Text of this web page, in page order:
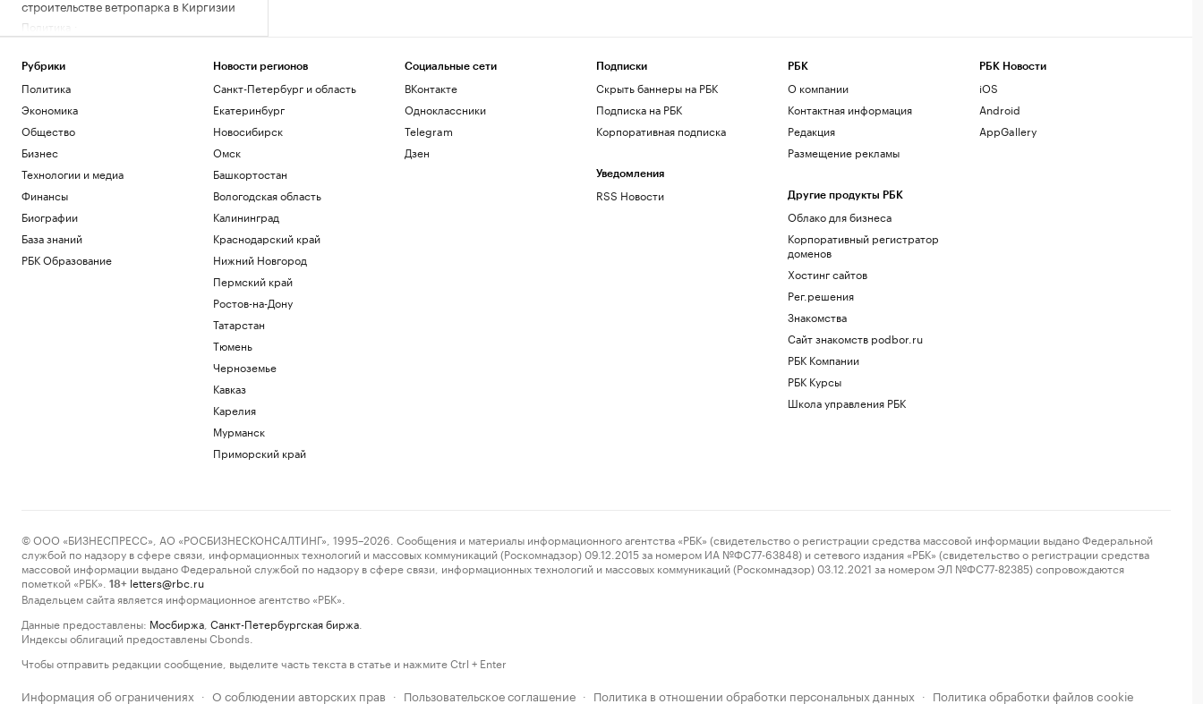
строительстве ветропарка в Киргизии
Политика
центра
Китай ужесточил правила экспорта в
США беспилотников и комплектующих
Политика
Клюшку Овечкина продали на
Спорт
Рубрики
Политика
Экономика
Общество
Бизнес
Технологии и медиа
Финансы
Биографии
База знаний
РБК Образование
Новости регионов
Санкт-Петербург и область
Екатеринбург
Новосибирск
Омск
Башкортостан
Вологодская область
Калининград
Краснодарский край
Нижний Новгород
Пермский край
Ростов-на-Дону
Татарстан
Тюмень
Черноземье
Кавказ
Карелия
Мурманск
Приморский край
Социальные сети
ВКонтакте
Одноклассники
Telegram
Дзен
Подписки
Скрыть баннеры на РБК
Подписка на РБК
Корпоративная подписка
Уведомления
RSS Новости
РБК
О компании
Контактная информация
Редакция
Размещение рекламы
Другие продукты РБК
Облако для бизнеса
Корпоративный регистратор
доменов
Хостинг сайтов
Рег.решения
Знакомства
Сайт знакомств podbor.ru
РБК Компании
РБК Курсы
Школа управления РБК
РБК Новости
iOS
Android
AppGallery
© ООО «БИЗНЕСПРЕСС», АО «РОСБИЗНЕСКОНСАЛТИНГ», 1995–2026. Сообщения и материалы информационного агентства «РБК» (свидетельство о регистрации средства массовой информации выдано Федеральной
службой по надзору в сфере связи, информационных технологий и массовых коммуникаций (Роскомнадзор) 09.12.2015 за номером ИА №ФС77-63848) и сетевого издания «РБК» (свидетельство о регистрации средства
массовой информации выдано Федеральной службой по надзору в сфере связи, информационных технологий и массовых коммуникаций (Роскомнадзор) 03.12.2021 за номером ЭЛ №ФС77-82385) сопровождаются
пометкой «РБК».
18+ letters@rbc.ru
Владельцем сайта является информационное агентство «РБК».
Данные предоставлены: Мосбиржа Санкт-Петербургская биржа
Индексы облигаций предоставлены Cbonds.
Чтобы отправить редакции сообщение, выделите часть текста в статье и нажмите Ctrl + Enter
Информация об ограничениях · О соблюдении авторских прав · Пользовательское соглашение · Политика в отношении обработки персональных данных · Политика обработки файлов cookie